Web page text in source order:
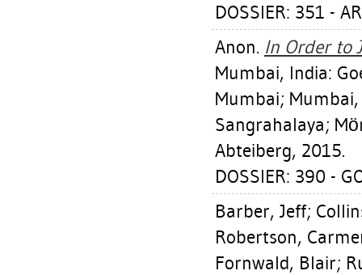
DOSSIER: 351 -
Anon. In Order to
Mumbai, India:
Mumbai;
Sangrahalaya;
Abteiberg, 2015.
DOSSIER: 390 -
Barber, Jeff;
Robertson,
Fornwald, Blair;